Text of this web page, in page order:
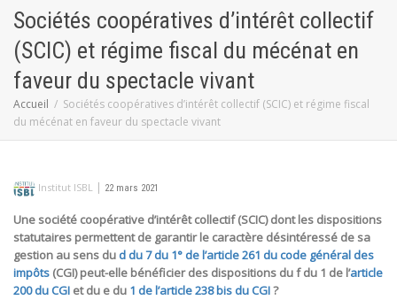
Sociétés coopératives d’intérêt collectif
(SCIC) et régime fiscal du mécénat en
faveur du spectacle vivant
Accueil
Sociétés coopératives d’intérêt collectif (SCIC) et régime fiscal
du mécénat en faveur du spectacle vivant
Institut ISBL | 22 mars 2021
Une société coopérative d’intérêt collectif (SCIC) dont les dispositions
statutaires permettent de garantir le caractère désintéressé de sa
gestion au sens du d du 7 du 1° de l’article 261 du code général des
impôts (CGI) peut-elle bénéficier des dispositions du f du 1 de l’article
200 du CGI et du e du 1 de l’article 238 bis du CGI?